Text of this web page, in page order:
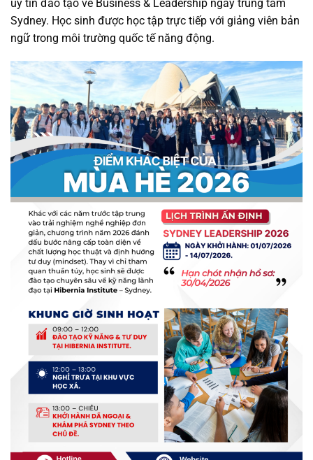
uy tín đào tạo về Business & Leadership ngay trung tâm
Sydney. Học sinh được học tập trực tiếp với giảng viên bản
ngữ trong môi trường quốc tế năng động.